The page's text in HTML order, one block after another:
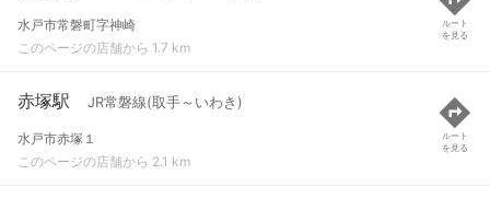
水戸市常磐町字神崎
このページの店舗から 1.7 km
ルート
を見る
赤塚駅 JR常磐線(取手～いわき)
水戸市赤塚１
このページの店舗から 2.1 km
ルート
を見る